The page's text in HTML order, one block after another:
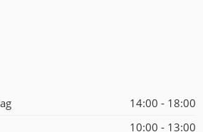
14:00 - 18:00
10:00 - 13:00